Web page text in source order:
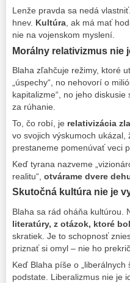
Lenže pravda sa nedá
hnev. Kultúra, ak má mať
nie na vojenskom myslení.
Morálny relativizmus nie
Blaha zľahčuje režimy, ktoré
„úspechy“, no nehovorí o
kapitalizme“, no jeho
za rúhanie.
To, čo robí, je relativizácia zla
vo svojich výskumoch
prestaneme pomenúvať veci
Keď tyrana nazveme
realitu“, otvárame dvere
Skutočná kultúra nie je
Blaha sa rád oháňa kultúrou.
literatúry, z otázok, ktoré
skratiek. Je to schopnosť
priznať si omyl – nie ho
Keď Blaha píše o
podstate. Liberalizmus nie je